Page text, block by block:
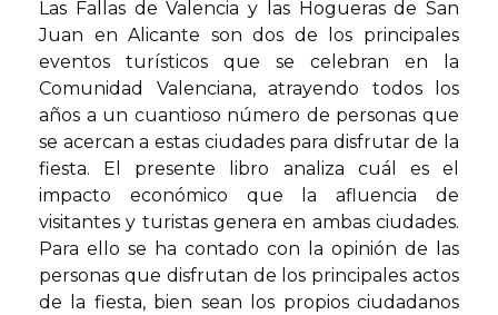
Las Fallas de Valencia y las Hogueras de San
Juan en Alicante son dos de los principales
eventos turísticos que se celebran en la
Comunidad Valenciana, atrayendo todos los
años a un cuantioso número de personas que
se acercan a estas ciudades para disfrutar de la
fiesta. El presente libro analiza cuál es el
impacto económico que la afluencia de
visitantes y turistas genera en ambas ciudades.
Para ello se ha contado con la opinión de las
personas que disfrutan de los principales actos
de la fiesta, bien sean los propios ciudadanos